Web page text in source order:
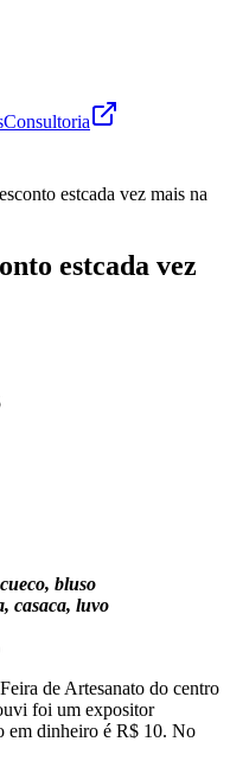
Consultoria
estcada vez mais na
estcada vez
bluso
casaca, luvo
de Artesanato do centro
foi um expositor
em dinheiro é R$ 10. No